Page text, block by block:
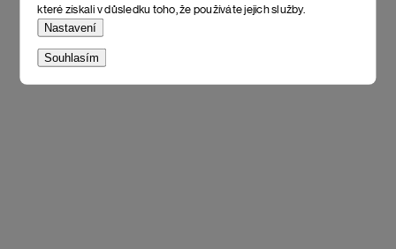
které získali v důsledku toho, že používáte jejich služby.
Nastavení
Souhlasím